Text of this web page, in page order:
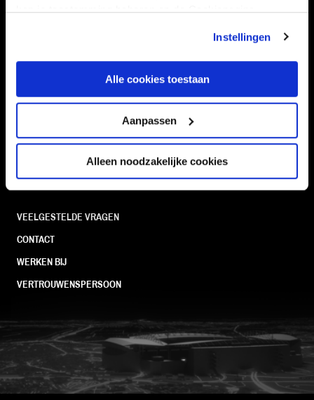
kan je toestemming beheren op de Cookiepagina.
Instellingen
Alle cookies toestaan
Aanpassen
Alleen noodzakelijke cookies
Navigeer naar
STADION
KAARTVERKOOP
BUSINESS
Informatie
VEELGESTELDE VRAGEN
CONTACT
WERKEN BIJ
VERTROUWENSPERSOON
FC Utrecht<br>vanuit<br>het